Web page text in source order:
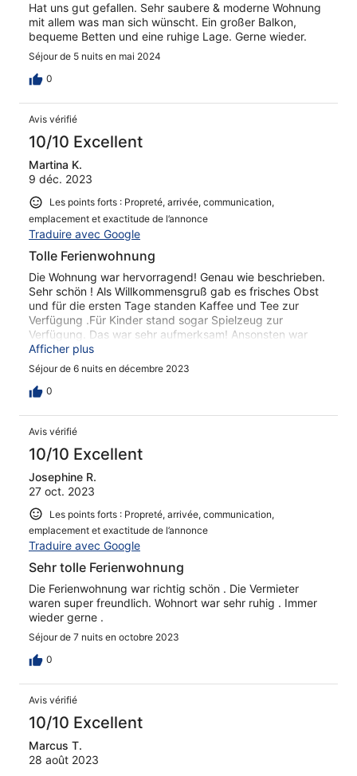
Hat uns gut gefallen. Sehr saubere & moderne Wohnung
mit allem was man sich wünscht. Ein großer Balkon,
bequeme Betten und eine ruhige Lage. Gerne wieder.
Séjour de 5 nuits en mai 2024
0
Avis vérifié
10/10 Excellent
Martina K.
9 déc. 2023
Les points forts : Propreté, arrivée, communication,
emplacement et exactitude de l’annonce
Traduire avec Google
Tolle Ferienwohnung
Die Wohnung war hervorragend! Genau wie beschrieben.
Sehr schön ! Als Willkommensgruß gab es frisches Obst
und für die ersten Tage standen Kaffee und Tee zur
Verfügung .Für Kinder stand sogar Spielzeug zur
Verfügung. Das war sehr aufmerksam! Ansonsten war
auch alles andere reichlich vorhanden. Die Lage war für
uns super! In Ravensburg war man auch sehr schnell! Die
Eigentümer sind sehr nett und hilfsbereit. Wir freuen uns
schon auf den nächsten Aufenthalt!
Afficher plus
Séjour de 6 nuits en décembre 2023
0
Avis vérifié
10/10 Excellent
Josephine R.
27 oct. 2023
Les points forts : Propreté, arrivée, communication,
emplacement et exactitude de l’annonce
Traduire avec Google
Sehr tolle Ferienwohnung
Die Ferienwohnung war richtig schön . Die Vermieter
waren super freundlich. Wohnort war sehr ruhig . Immer
wieder gerne .
Séjour de 7 nuits en octobre 2023
0
Avis vérifié
10/10 Excellent
Marcus T.
28 août 2023